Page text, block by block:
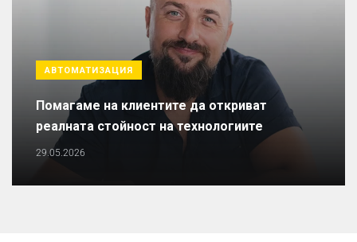
АВТОМАТИЗАЦИЯ
Помагаме на клиентите да откриват
реалната стойност на технологиите
29.05.2026